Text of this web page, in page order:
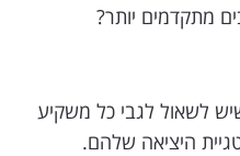
מתקדמים יותר?
לשאול לגבי כל משקיע
היציאה שלהם.